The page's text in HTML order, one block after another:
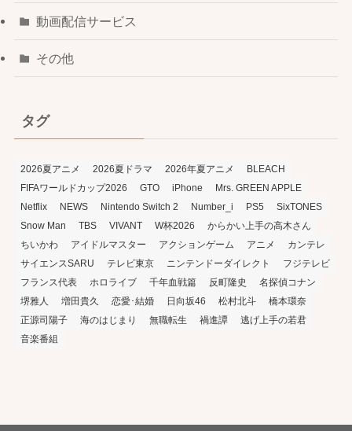
動画配信サービス
その他
タグ
2026夏アニメ 2026夏ドラマ 2026年夏アニメ
BLEACH
FIFAワールドカップ2026
GTO iPhone
Mrs. GREEN APPLE
Netflix
NEWS Nintendo Switch 2 Number_i PS5
SixTONES
Snow Man
TBS VIVANT W杯2026
からかい上手の高木さん
ちいかわ
アイドルマスター アクションゲーム アニメ
カンテレ
サイエンスSARU
テレビ東京 ニンテンドーダイレクト
フジテレビ
フランス代表
ホロライブ 千年血戦篇 反町隆史
名探偵コナン
堺雅人
増田貴久 恋愛･結婚 日向坂46 松村北斗
橋本環奈
正源司陽子
海のはじまり 無職転生 禍進譚
逃げ上手の若君
音楽番組